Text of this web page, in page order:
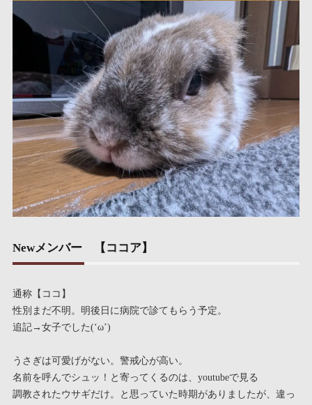
Newメンバー 【ココア】
通称【ココ】
性別まだ不明。明後日に病院で診てもらう予定。
追記→女子でした(‘ω’)
うさぎは可愛げがない。警戒心が高い。
名前を呼んでシュッ！と寄ってくるのは、youtubeで見る
調教されたウサギだけ。と思っていた時期がありましたが、違っ